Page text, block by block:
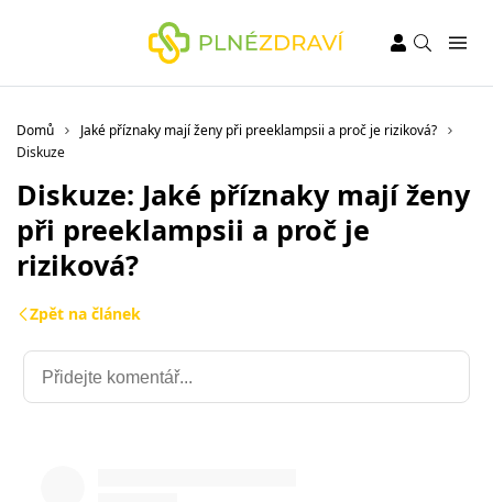
Domů
Jaké příznaky mají ženy při preeklampsii a proč je riziková?
Diskuze
Diskuze: Jaké příznaky mají ženy
při preeklampsii a proč je
riziková?
Zpět na článek